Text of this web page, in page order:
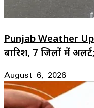
Punjab Weather
बारिश, 7 जिलों में
August 6, 2026